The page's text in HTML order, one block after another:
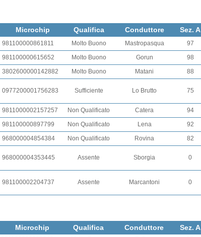
Microchip Qualifica Conduttore Sez. A
981100000861811 Molto Buono Mastropasqua 97
981100000615652 Molto Buono Gorun 98
3802600000142882 Molto Buono Matani 88
0977200001756283 Sufficiente Lo Brutto 75
9811000002157257 Non Qualificato Catera 94
981100000897799 Non Qualificato Lena 92
968000004854384 Non Qualificato Rovina 82
968000004353445 Assente Sborgia 0
981100002204737 Assente Marcantoni 0
Microchip Qualifica Conduttore Sez. A